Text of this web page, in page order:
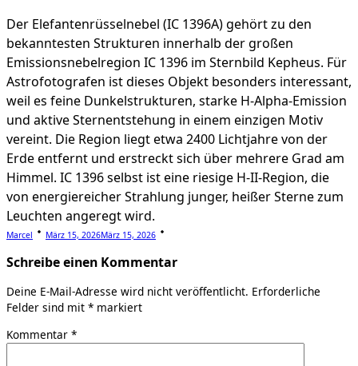
Der Elefantenrüsselnebel (IC 1396A) gehört zu den
bekanntesten Strukturen innerhalb der großen
Emissionsnebelregion IC 1396 im Sternbild Kepheus. Für
Astrofotografen ist dieses Objekt besonders interessant,
weil es feine Dunkelstrukturen, starke H-Alpha-Emission
und aktive Sternentstehung in einem einzigen Motiv
vereint. Die Region liegt etwa 2400 Lichtjahre von der
Erde entfernt und erstreckt sich über mehrere Grad am
Himmel. IC 1396 selbst ist eine riesige H-II-Region, die
von energiereicher Strahlung junger, heißer Sterne zum
Leuchten angeregt wird.
Marcel März 15, 2026März 15, 2026
Schreibe einen Kommentar
Deine E-Mail-Adresse wird nicht veröffentlicht. Erforderliche
Felder sind mit * markiert
Kommentar *